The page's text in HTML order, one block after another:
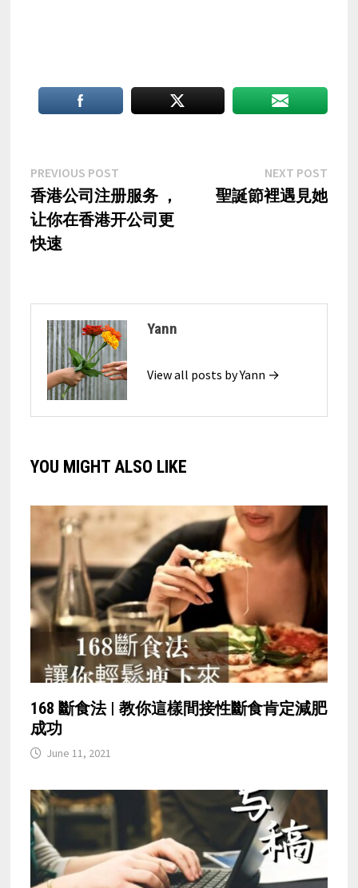
Post
navigation
PREVIOUS POSTPrevious
post:
香港公司注册服务 ，
让你在香港开公司更
快速
NEXT POST
聖誕節裡遇見她
Yann
View all posts by Yann →
YOU MIGHT ALSO LIKE
168 斷食法 | 教你這樣間接性斷食肯定減肥
成功
June 11, 2021